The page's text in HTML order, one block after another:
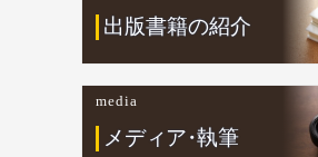
出版書籍の紹介
media
メディア・執筆